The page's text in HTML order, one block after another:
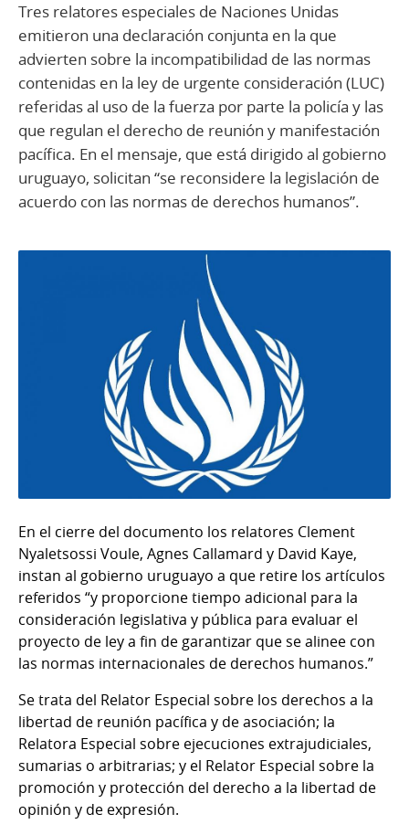
Tres relatores especiales de Naciones Unidas
emitieron una declaración conjunta en la que
advierten sobre la incompatibilidad de las normas
contenidas en la ley de urgente consideración (LUC)
referidas al uso de la fuerza por parte la policía y las
que regulan el derecho de reunión y manifestación
pacífica. En el mensaje, que está dirigido al gobierno
uruguayo, solicitan “se reconsidere la legislación de
acuerdo con las normas de derechos humanos”.
En el cierre del documento los relatores Clement
Nyaletsossi Voule, Agnes Callamard y David Kaye,
instan al gobierno uruguayo a que retire los artículos
referidos “y proporcione tiempo adicional para la
consideración legislativa y pública para evaluar el
proyecto de ley a fin de garantizar que se alinee con
las normas internacionales de derechos humanos.”
Se trata del Relator Especial sobre los derechos a la
libertad de reunión pacífica y de asociación; la
Relatora Especial sobre ejecuciones extrajudiciales,
sumarias o arbitrarias; y el Relator Especial sobre la
promoción y protección del derecho a la libertad de
opinión y de expresión.